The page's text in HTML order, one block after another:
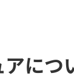
につ